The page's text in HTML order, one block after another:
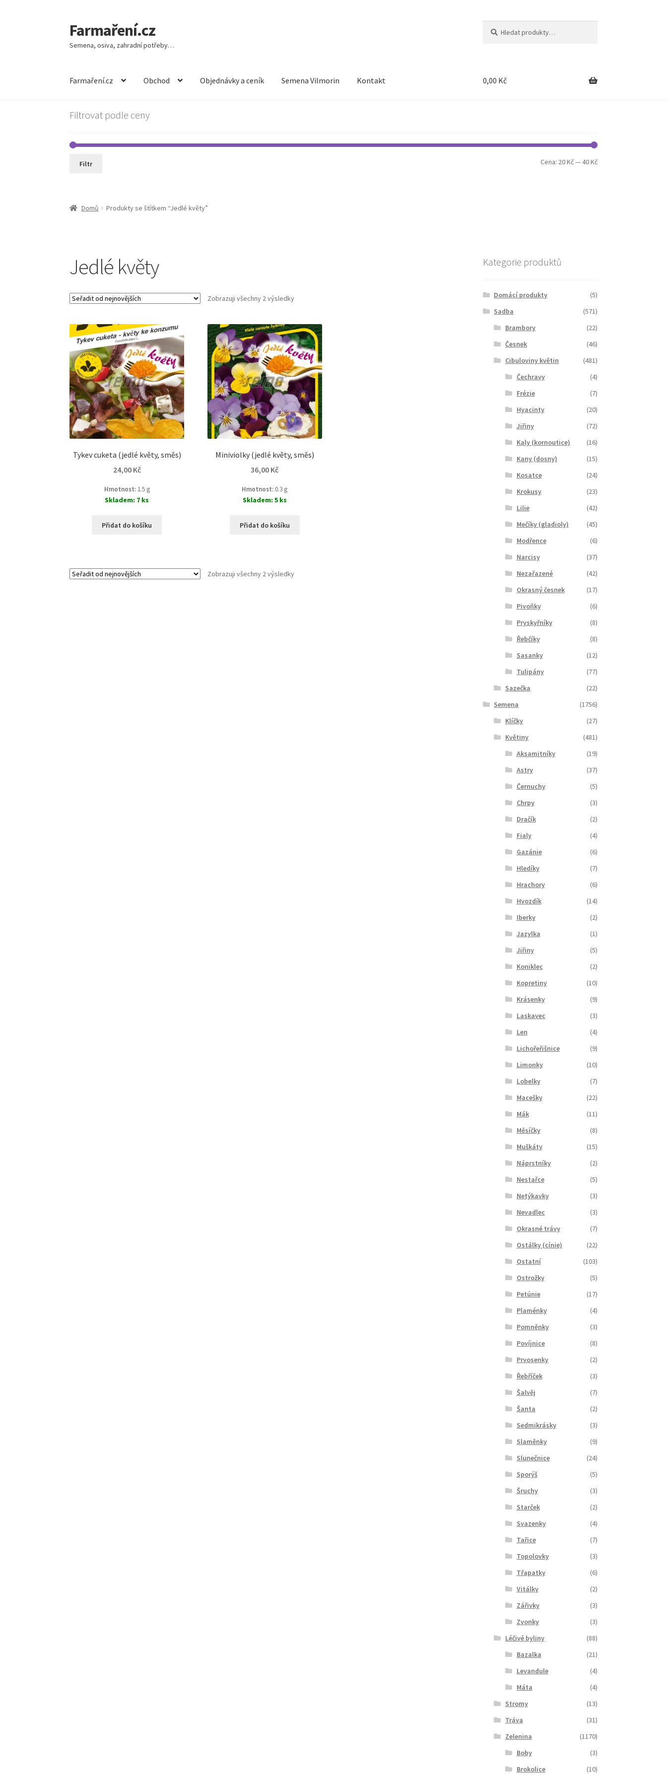
Přeskočit
na
navigaci
Přejít
k
obsahu
Farmaření.cz
Semena, osiva, zahradní potřeby…
Farmaření.cz Obchod Objednávky a ceník Semena Vilmorin Kontakt 0,00 Kč
Filtrovat podle ceny
Minimální
Maximální
Filtr Cena: 20 Kč—40 Kč
Domů Produkty se štítkem “Jedlé květy”
Jedlé květy
Zobrazuji všechny 2 výsledky
Tykev cuketa (jedlé květy, směs)
24,00 Kč
Hmotnost: 1.5 g
Skladem: 7 ks
Přidat do košíku
Miniviolky (jedlé květy, směs)
36,00 Kč
Hmotnost: 0.3 g
Skladem: 5 ks
Přidat do košíku
Zobrazuji všechny 2 výsledky
Kategorie produktů
Domácí produkty
(5)
Sadba
(571)
Brambory
(22)
Česnek
(46)
Cibuloviny květin
(481)
Čechravy
(4)
Frézie
(7)
Hyacinty
(20)
Jiřiny
(72)
Kaly (kornoutice)
(16)
Kany (dosny)
(15)
Kosatce
(24)
Krokusy
(23)
Lilie
(42)
Mečíky (gladioly)
(45)
Modřence
(6)
Narcisy
(37)
Nezařazené
(42)
Okrasný česnek
(17)
Pivoňky
(6)
Pryskyřníky
(8)
Řebčíky
(8)
Sasanky
(12)
Tulipány
(77)
Sazečka
(22)
Semena
(1756)
Klíčky
(27)
Květiny
(481)
Aksamitníky
(19)
Astry
(37)
Černuchy
(5)
Chrpy
(3)
Dračík
(2)
Fialy
(4)
Gazánie
(6)
Hledíky
(7)
Hrachory
(6)
Hvozdík
(14)
Iberky
(2)
Jazylka
(1)
Jiřiny
(5)
Koniklec
(2)
Kopretiny
(10)
Krásenky
(9)
Laskavec
(3)
Len
(4)
Lichořeřišnice
(9)
Limonky
(10)
Lobelky
(7)
Macešky
(22)
Mák
(11)
Měsíčky
(8)
Muškáty
(15)
Náprstníky
(2)
Nestařce
(5)
Netýkavky
(3)
Nevadlec
(3)
Okrasné trávy
(7)
Ostálky (cínie)
(22)
Ostatní
(103)
Ostrožky
(5)
Petúnie
(17)
Plaménky
(4)
Pomněnky
(3)
Povíjnice
(8)
Prvosenky
(2)
Řebříček
(3)
Šalvěj
(7)
Šanta
(2)
Sedmikrásky
(3)
Slaměnky
(9)
Slunečnice
(24)
Sporýš
(5)
Šruchy
(3)
Starček
(2)
Svazenky
(4)
Tařice
(7)
Topolovky
(3)
Třapatky
(6)
Vitálky
(2)
Zářivky
(3)
Zvonky
(3)
Léčivé byliny
(88)
Bazalka
(21)
Levandule
(4)
Máta
(4)
Stromy
(13)
Tráva
(31)
Zelenina
(1170)
Boby
(3)
Brokolice
(10)